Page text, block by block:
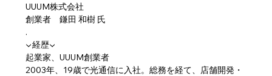
UUUM株式会社
創業者　鎌田 和樹 氏
.
▼経歴▼
起業家、UUUM創業者
2003年、19歳で光通信に入社。総務を経て、店舗開発・